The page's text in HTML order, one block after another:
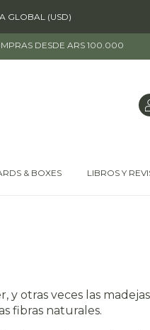
GLOBAL (USD)
DESDE ARS 100.000
& BOXES LIBROS Y
otras veces las
fibras naturales.